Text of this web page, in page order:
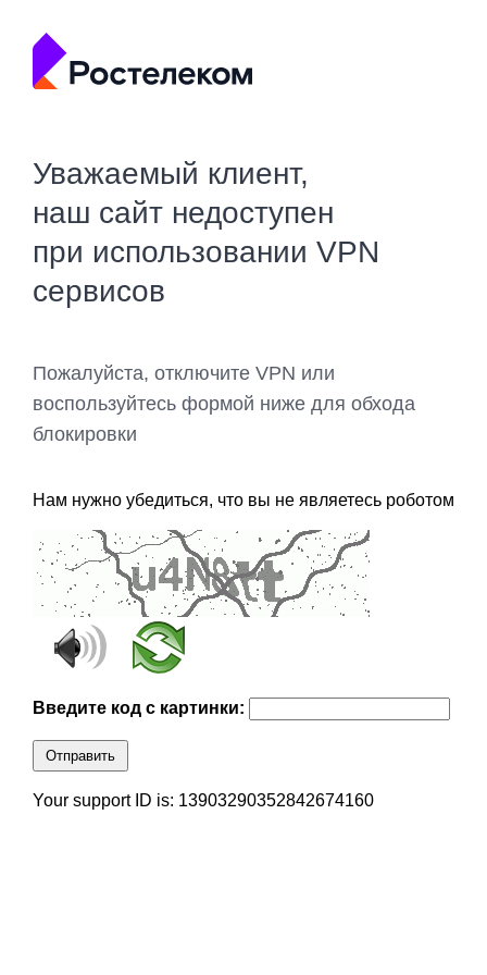
Уважаемый клиент,
наш сайт недоступен
при использовании VPN
сервисов
Пожалуйста, отключите VPN или
воспользуйтесь формой ниже для обхода
блокировки
Нам нужно убедиться, что вы не являетесь роботом
Введите код с картинки:
Отправить
Your support ID is: 13903290352842674160